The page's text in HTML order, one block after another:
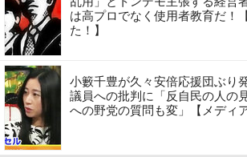
は高プロでなく使用者教育だ！
た！】
小籔千豊が久々安倍応援団ぶり
議員への批判に「反自民の人の
への野党の質問も変」【メディ